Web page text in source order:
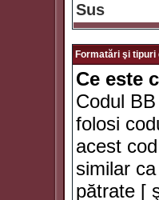
Sus
Formatări şi tipuri
Ce este
Codul
folosi
acest
similar
pătrate [